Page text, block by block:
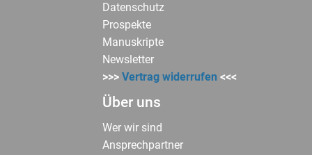
Datenschutz
Prospekte
Manuskripte
Newsletter
>>>Vertrag widerrufen <<<
Über uns
Wer wir sind
Ansprechpartner